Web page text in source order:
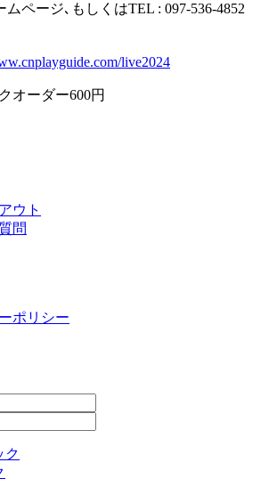
ページ､もしくはTEL : 097-536-4852
live2024
オーダー600円